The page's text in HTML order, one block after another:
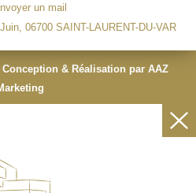
un mail
06700 SAINT-LAURENT-DU-VAR
& Réalisation par AAZ